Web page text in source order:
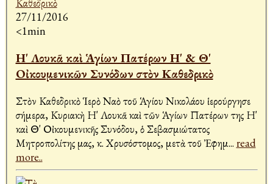
27/11/2016
<1min
Η' Λουκᾶ καὶ Ἁγίων Πατέρων Η' & Θ'
Οἰκουμενικῶν Συνόδων στὸν Καθεδρικὸ
Στὸν Καθεδρικὸ Ἱερὸ Ναὸ τοῦ Ἁγίου Νικολάου ἱερούργησε
σήμερα, Κυριακὴ Η' Λουκᾶ καὶ τῶν Ἁγίων Πατέρων της Η'
καὶ Θ' Οἰκουμενικῆς Συνόδου, ὁ Σεβασμιώτατος
Μητροπολίτης μας, κ. Χρυσόστομος, μετὰ τοῦ Ἐφημ... read
more..